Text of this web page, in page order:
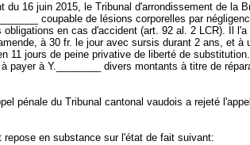
du 16 juin 2015, le Tribunal d'arrondissement de la
coupable de lésions corporelles par
obligations en cas d'accident (art. 92 al. 2 LCR). Il l'a
à 30 fr. le jour avec sursis durant 2 ans, et à
11 jours de peine privative de liberté de
payer à Y.________ divers montants à titre de
pénale du Tribunal cantonal vaudois a rejeté
repose en substance sur l'état de fait suivant: